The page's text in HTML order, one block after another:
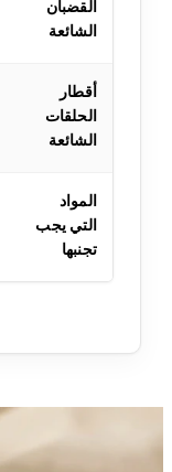
القضبان
الشائعة
أقطار
الحلقات
الشائعة
المواد
التي يجب
تجنبها